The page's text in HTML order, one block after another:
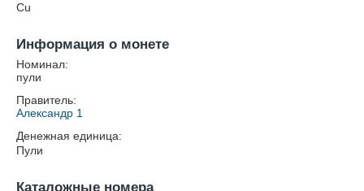
Cu
Информация о монете
Номинал:
пули
Правитель:
Александр 1
Денежная единица:
Пули
Каталожные номера